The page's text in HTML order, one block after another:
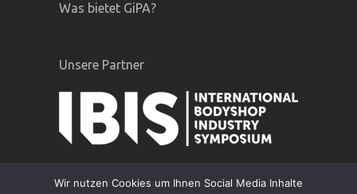
Was bietet GiPA?
Unsere Partner
Wir nutzen Cookies um Ihnen Social Media Inhalte